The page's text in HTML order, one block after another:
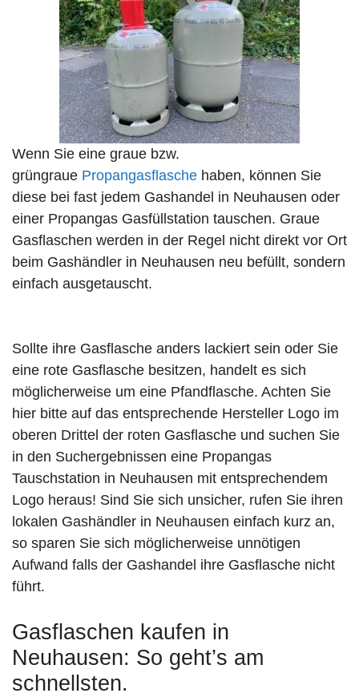
Wenn Sie eine graue bzw.
grüngraue Propangasflasche haben, können Sie
diese bei fast jedem Gashandel in Neuhausen oder
einer Propangas Gasfüllstation tauschen. Graue
Gasflaschen werden in der Regel nicht direkt vor Ort
beim Gashändler in Neuhausen neu befüllt, sondern
einfach ausgetauscht.
Sollte ihre Gasflasche anders lackiert sein oder Sie
eine rote Gasflasche besitzen, handelt es sich
möglicherweise um eine Pfandflasche. Achten Sie
hier bitte auf das entsprechende Hersteller Logo im
oberen Drittel der roten Gasflasche und suchen Sie
in den Suchergebnissen eine Propangas
Tauschstation in Neuhausen mit entsprechendem
Logo heraus! Sind Sie sich unsicher, rufen Sie ihren
lokalen Gashändler in Neuhausen einfach kurz an,
so sparen Sie sich möglicherweise unnötigen
Aufwand falls der Gashandel ihre Gasflasche nicht
führt.
Gasflaschen kaufen in
Neuhausen: So geht’s am
schnellsten.